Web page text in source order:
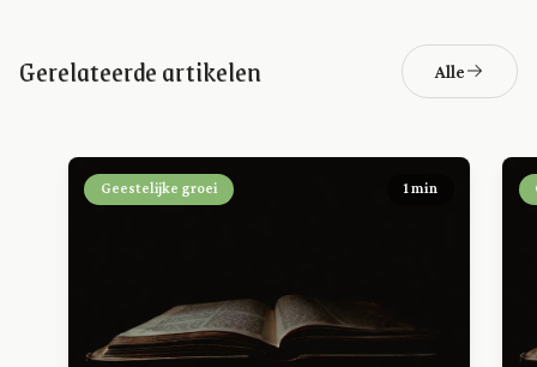
Gerelateerde artikelen Alle
Geestelijke groei 1 min